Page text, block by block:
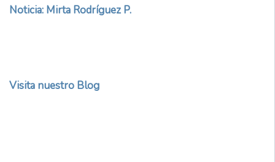
Noticia: Mirta Rodríguez P.
Visita nuestro Blog